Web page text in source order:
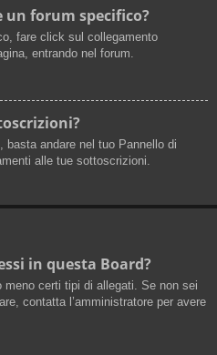
un forum specifico?
fare click sul collegamento
entrando nel forum.
andare nel tuo Pannello di
alle tue sottoscrizioni.
in questa Board?
certi tipi di allegati. Se non sei
contatta l’amministratore per avere